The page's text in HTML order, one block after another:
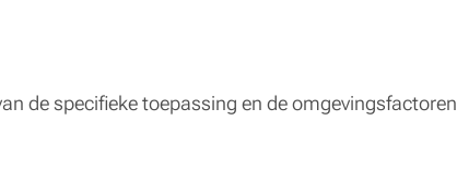
de specifieke toepassing en de omgevingsfactoren